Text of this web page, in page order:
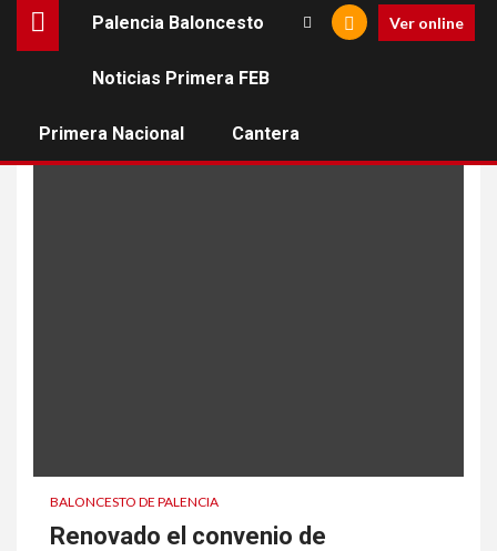
Palencia Baloncesto
Noticias Primera FEB
Primera Nacional Cantera
Ver online
BALONCESTO DE PALENCIA
Renovado el convenio de